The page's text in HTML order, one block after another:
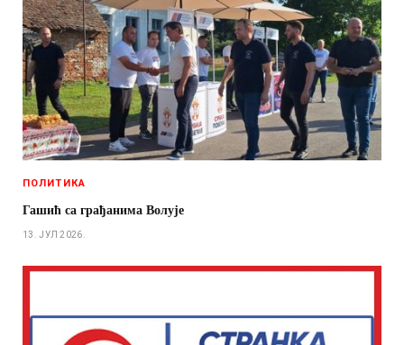
ПОЛИТИКА
Гашић са грађанима Волује
13. ЈУЛ 2026.